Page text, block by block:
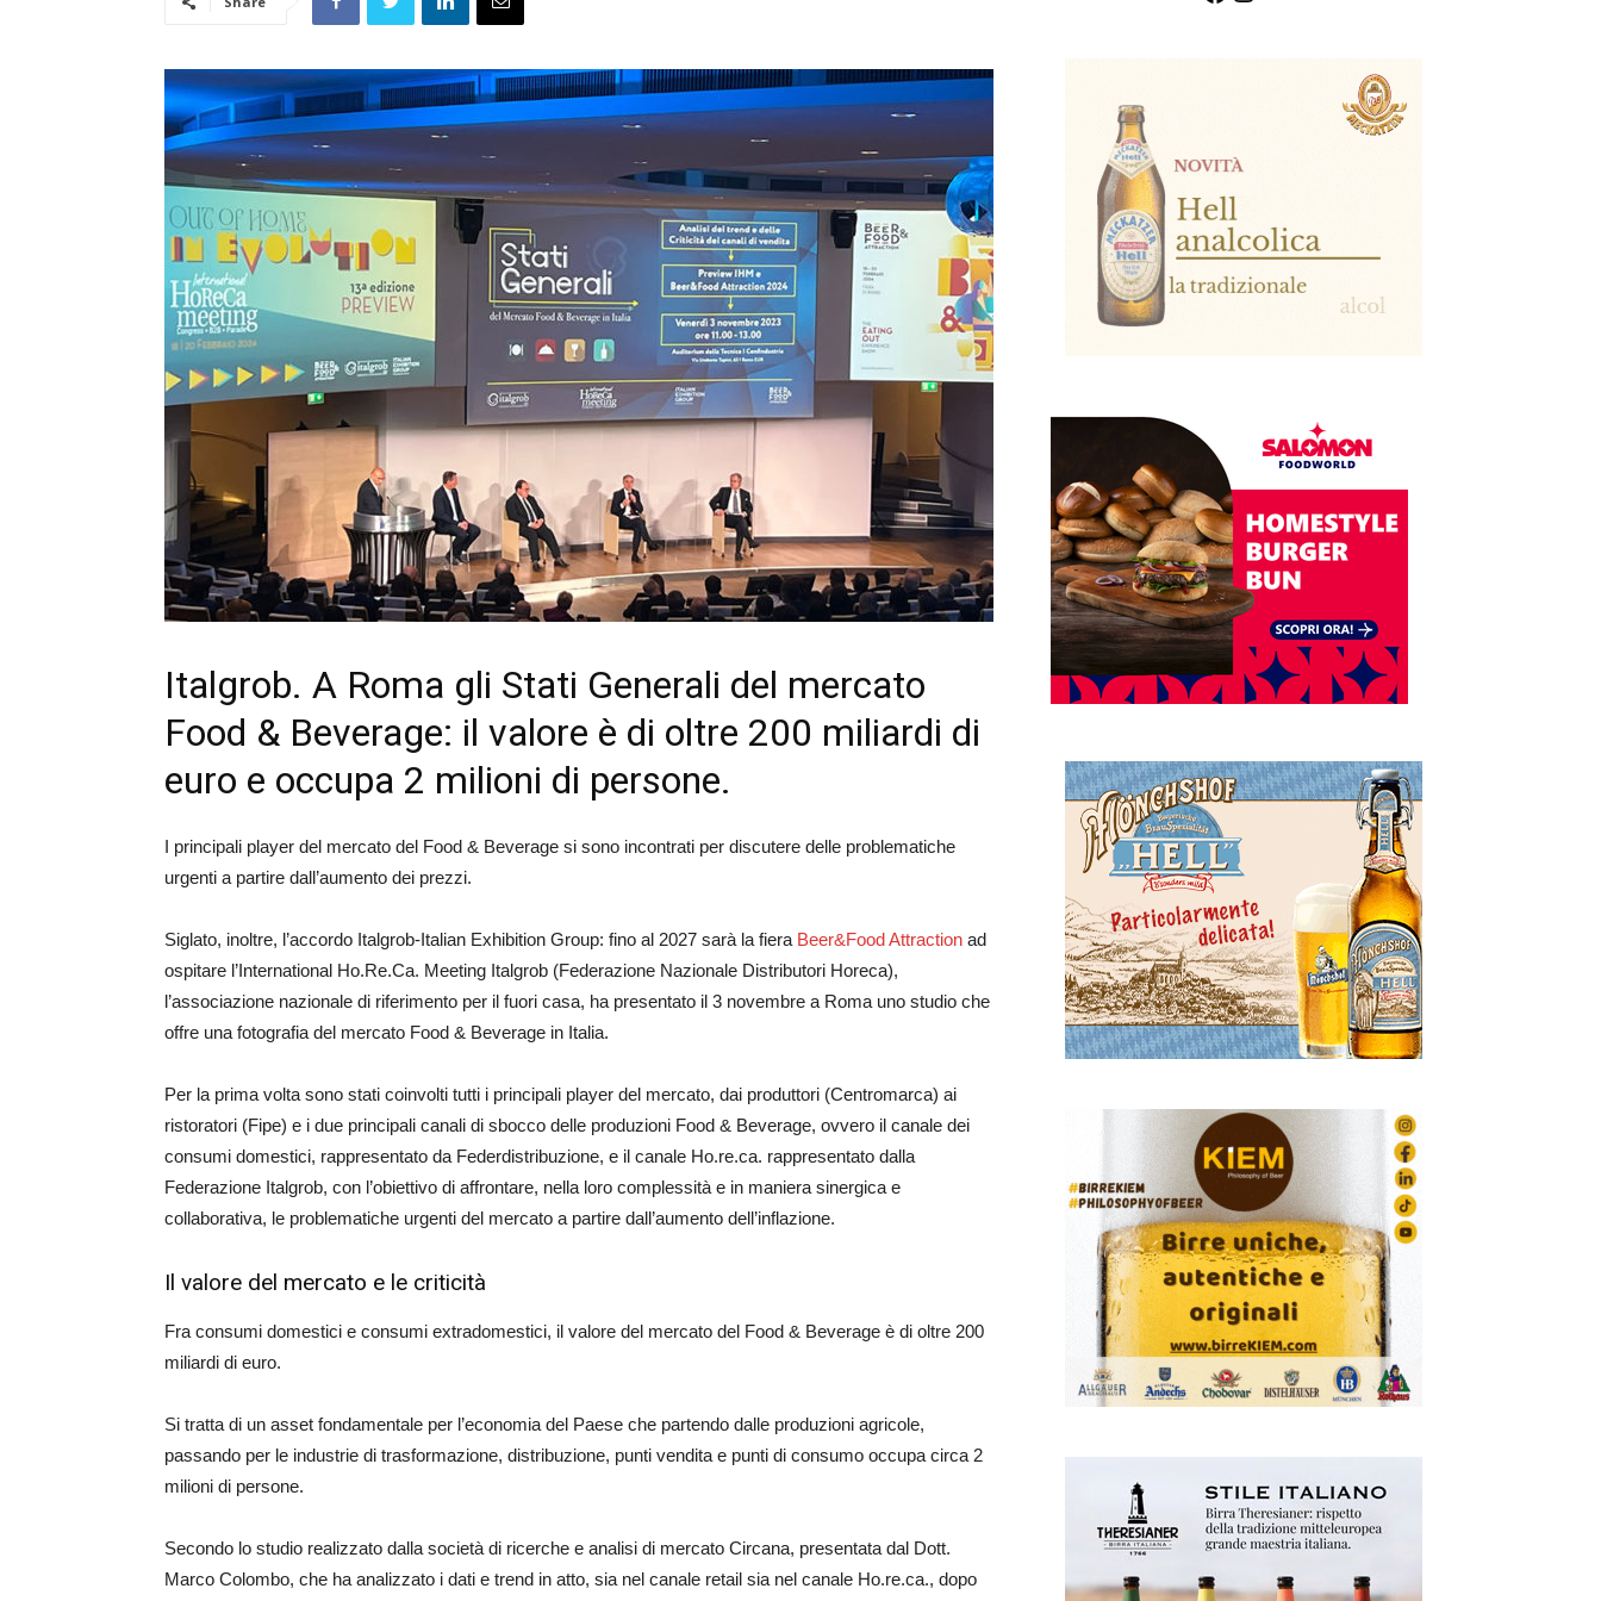
Italgrob. A Roma gli Stati Generali del mercato
Food & Beverage: il valore è di oltre 200 miliardi di
euro e occupa 2 milioni di persone.
I principali player del mercato del Food & Beverage si sono incontrati per discutere delle problematiche
urgenti a partire dall’aumento dei prezzi.
Siglato, inoltre, l’accordo Italgrob-Italian Exhibition Group: fino al 2027 sarà la fiera Beer&Food Attraction ad
ospitare l’International Ho.Re.Ca. Meeting Italgrob (Federazione Nazionale Distributori Horeca),
l’associazione nazionale di riferimento per il fuori casa, ha presentato il 3 novembre a Roma uno studio che
offre una fotografia del mercato Food & Beverage in Italia.
Per la prima volta sono stati coinvolti tutti i principali player del mercato, dai produttori (Centromarca) ai
ristoratori (Fipe) e i due principali canali di sbocco delle produzioni Food & Beverage, ovvero il canale dei
consumi domestici, rappresentato da Federdistribuzione, e il canale Ho.re.ca. rappresentato dalla
Federazione Italgrob, con l’obiettivo di affrontare, nella loro complessità e in maniera sinergica e
collaborativa, le problematiche urgenti del mercato a partire dall’aumento dell’inflazione.
Il valore del mercato e le criticità
Fra consumi domestici e consumi extradomestici, il valore del mercato del Food & Beverage è di oltre 200
miliardi di euro.
Si tratta di un asset fondamentale per l’economia del Paese che partendo dalle produzioni agricole,
passando per le industrie di trasformazione, distribuzione, punti vendita e punti di consumo occupa circa 2
milioni di persone.
Secondo lo studio realizzato dalla società di ricerche e analisi di mercato Circana, presentata dal Dott.
Marco Colombo, che ha analizzato i dati e trend in atto, sia nel canale retail sia nel canale Ho.re.ca., dopo